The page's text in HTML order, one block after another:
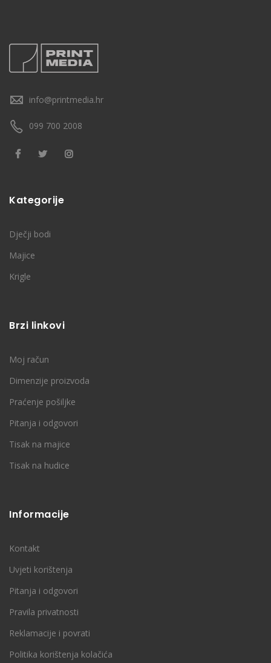
info@printmedia.hr
099 700 2008
Kategorije
Dječji bodi
Majice
Krigle
Brzi linkovi
Moj račun
Dimenzije proizvoda
Praćenje pošiljke
Pitanja i odgovori
Tisak na majice
Tisak na hudice
Informacije
Kontakt
Uvjeti korištenja
Pitanja i odgovori
Pravila privatnosti
Reklamacije i povrati
Politika korištenja kolačića